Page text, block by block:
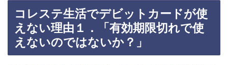
コレステ生活でデビットカードが使
えない理由１．「有効期限切れで使
えないのではないか？」